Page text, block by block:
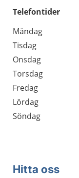
Telefontider
Måndag
Tisdag
Onsdag
Torsdag
Fredag
Lördag
Söndag
Hitta oss